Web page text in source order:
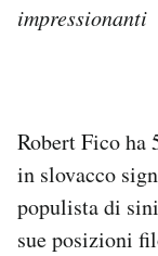
impressionanti
Robert Fico ha
in slovacco
populista di
sue posizioni